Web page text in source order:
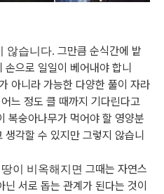
않습니다. 그만큼 순식간에 밭
으로 일일이 베어내야 합니
아니라 가능한 다양한 풀이 자라
느 정도 클 때까지 기다린다고
복숭아나무가 먹어야 할 영양분
각할 수 있지만 그렇지 않습니
이 비옥해지면 그때는 자연스
서로 돕는 관계가 된다는 것이